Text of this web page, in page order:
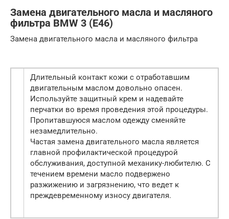
Замена двигательного масла и масляного
фильтра BMW 3 (E46)
Замена двигательного масла и масляного фильтра
Длительный контакт кожи с отработавшим
двигательным маслом довольно опасен.
Используйте защитный крем и надевайте
перчатки во время проведения этой процедуры.
Пропитавшуюся маслом одежду сменяйте
незамедлительно.
Частая замена двигательного масла является
главной профилактической процедурой
обслуживания, доступной механику-любителю. С
течением времени масло подвержено
разжижению и загрязнению, что ведет к
преждевременному износу двигателя.